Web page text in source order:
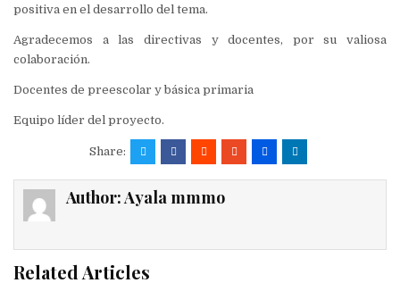
positiva en el desarrollo del tema.
Agradecemos a las directivas y docentes, por su valiosa
colaboración.
Docentes de preescolar y básica primaria
Equipo líder del proyecto.
Share:
Author:Ayala mmmo
Related Articles